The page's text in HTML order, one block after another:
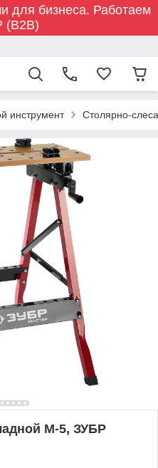
для бизнеса. Работаем
(B2B)
инструмент Столярно-
М-5, ЗУБР